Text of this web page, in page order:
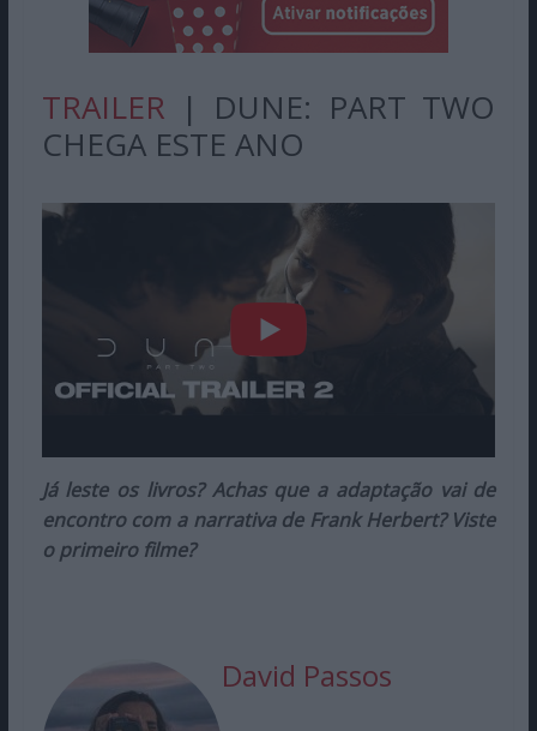
TRAILER | DUNE: PART TWO
CHEGA ESTE ANO
Já leste os livros? Achas que a adaptação vai de
encontro com a narrativa de Frank Herbert? Viste
o primeiro filme?
David Passos